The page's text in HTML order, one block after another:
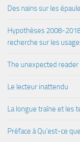
Des nains sur les
Hypothèses 2008-
recherche sur les
The unexpected reader
Le lecteur inattendu
La longue traîne et les
Préface à Qu’est-ce